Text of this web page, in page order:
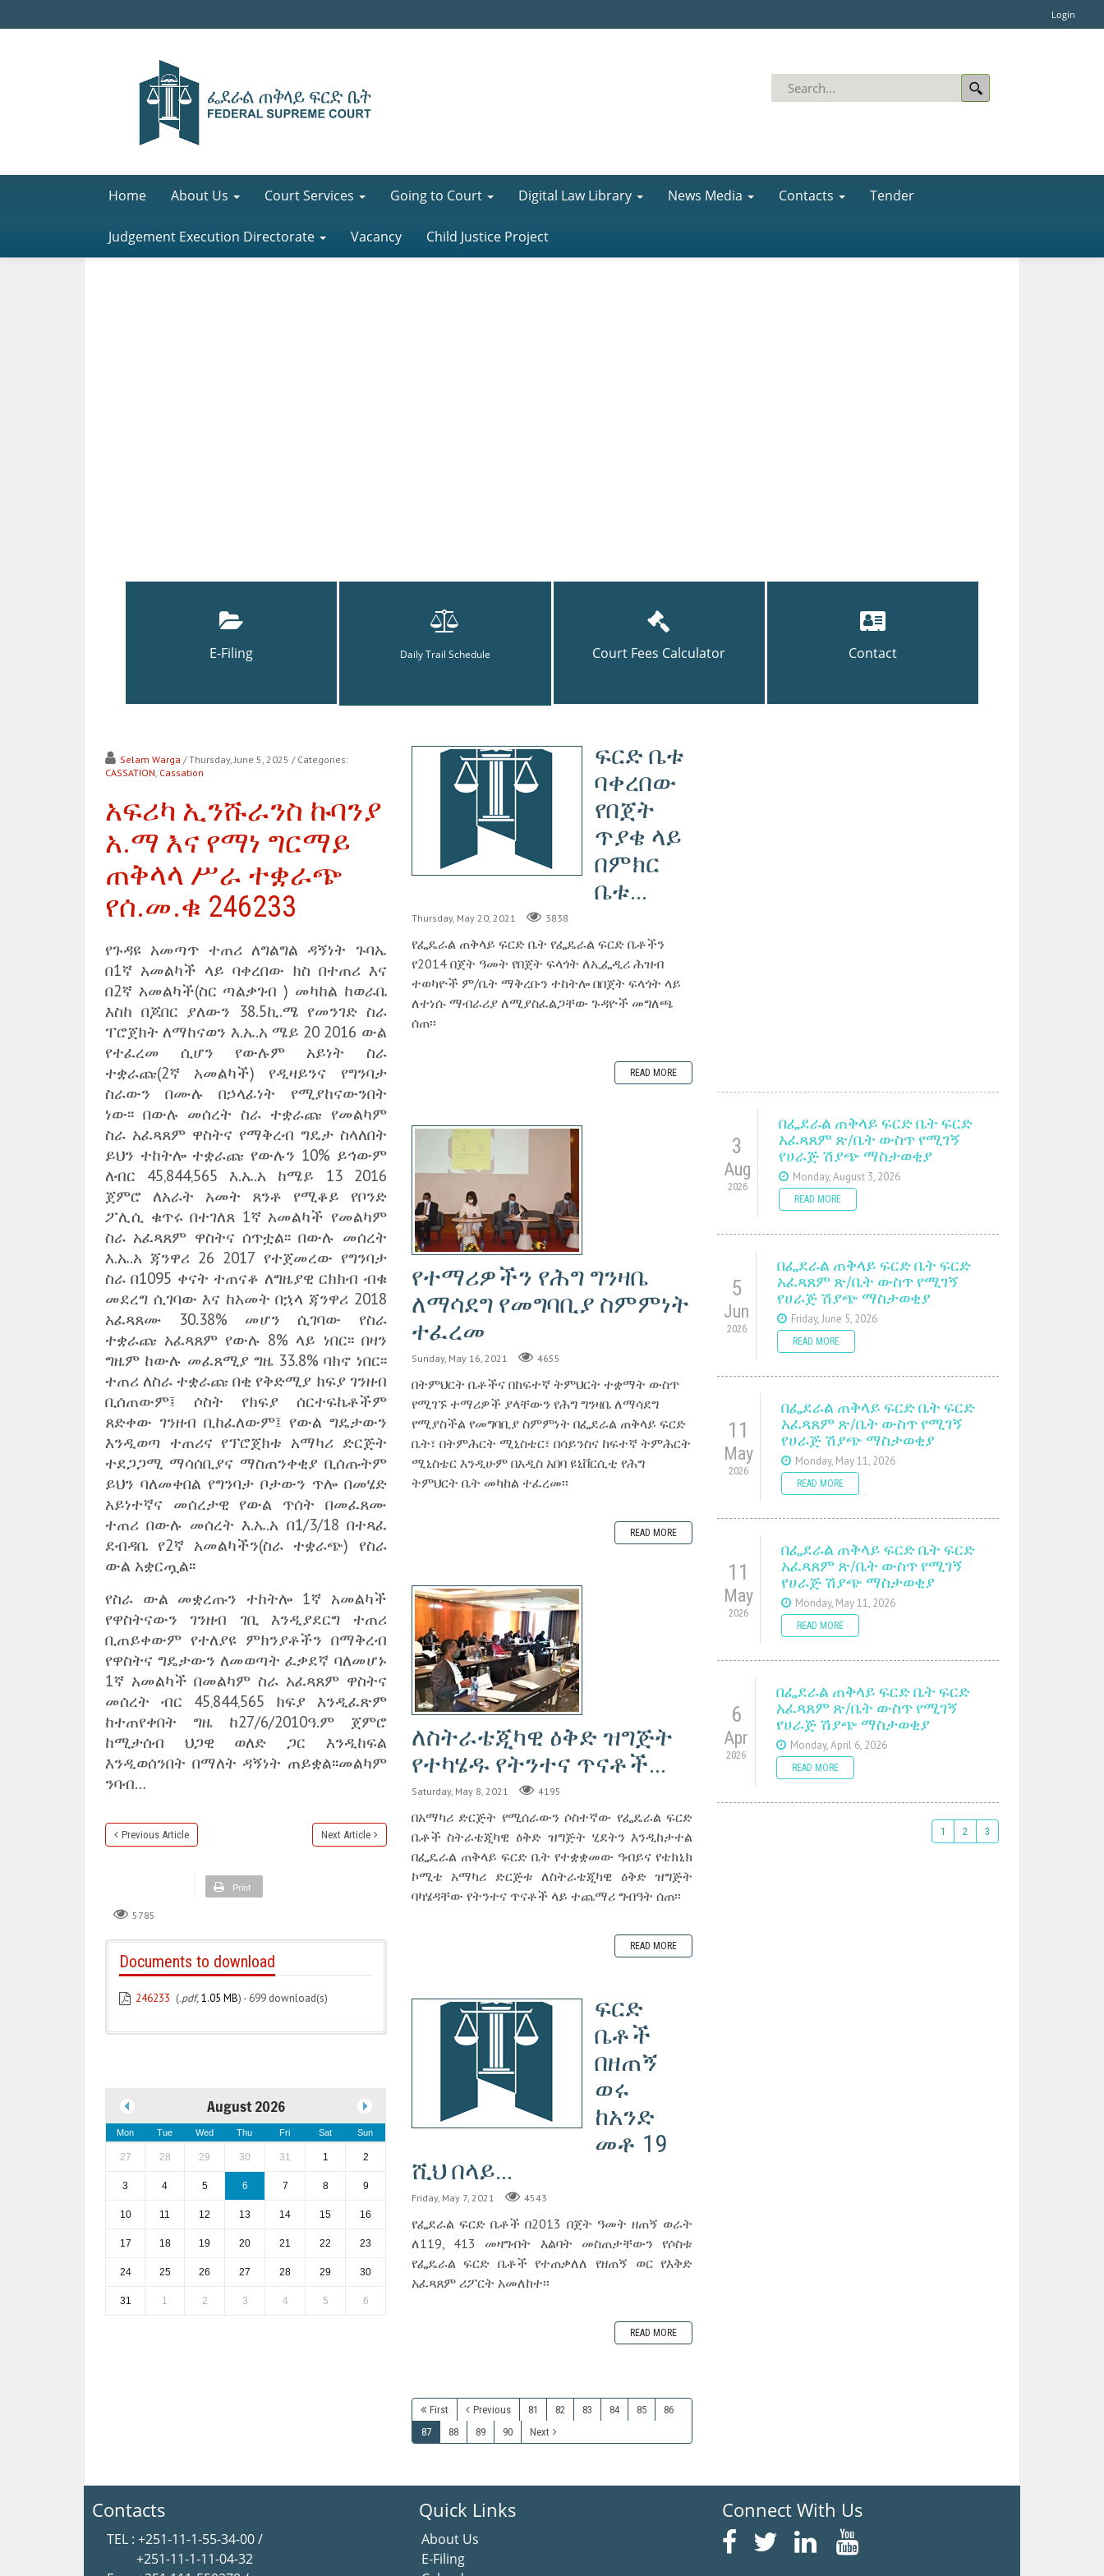
Login
Home About Us Court Services Going to Court Digital Law Library News Media Contacts Tender
Judgement Execution Directorate Vacancy Child Justice Project
E-Filing Daily Trail Schedule Court Fees Calculator Contact
Selam Warga / Thursday, June 5, 2025 / Categories:
CASSATION, Cassation
አፍሪካ ኢንሹራንስ ኩባንያ
አ.ማ እና የማነ ግርማይ
ጠቅላላ ሥራ ተቋራጭ
የሰ.መ.ቁ 246233
የጉዳዩ አመጣጥ ተጠሪ ለግልግል ዳኝነት ጉባኤ
በ1ኛ አመልካች ላይ ባቀረበው ክስ በተጠሪ እና
በ2ኛ አመልካች(ስር ጣልቃገብ ) መካከል ከወራቤ
እስከ በጆበር ያለውን 38.5ኪ.ሜ የመንገድ ስራ
ፐሮጀክት ለማከናወን እ.ኤ.አ ሜይ 20 2016 ውል
የተፈረመ ሲሆን የውሉም አይነት ስራ
ተቋራጩ(2ኛ አመልካች) የዲዛይንና የግንባታ
ስራውን በሙሉ በኃላፊነት የሚያከናውንበት
ነው፡፡ በውሉ መሰረት ስራ ተቋራጩ የመልካም
ስራ አፈጻጸም ዋስትና የማቅረብ ግዴታ ስላለበት
ይህን ተከትሎ ተቋራጩ የውሉን 10% ይኅውም
ለብር 45‚844‚565 እ.ኤ.አ ከሜይ 13 2016
ጀምሮ ለአራት አመት ጸንቶ የሚቆይ የቦንድ
ፖሊሲ ቁጥሩ በተገለጸ 1ኛ አመልካች የመልካም
ስራ አፈጻጸም ዋስትና ሰጥቷል፡፡ በውሉ መሰረት
እ.ኤ.አ ጃንዋሪ 26 2017 የተጀመረው የግንባታ
ስራ በ1095 ቀናት ተጠናቆ ለግዜያዊ ርክክብ ብቁ
መደረግ ሲገባው እና ከአመት በኋላ ጃንዋሪ 2018
አፈጻጸሙ 30.38% መሆን ሲገባው የስራ
ተቋራጩ አፈጻጸም የውሉ 8% ላይ ነበር፡፡ በዛን
ግዜም ከውሉ መፈጸሚያ ግዜ 33.8% ባክኖ ነበር፡፡
ተጠሪ ለስራ ተቋራጩ በቂ የቅድሚያ ክፍያ ገንዘብ
ቢሰጠውም፤ ሶስት የክፍያ ሰርተፍኬቶችም
ጸድቀው ገንዘብ ቢከፈለውም፤ የውል ግዴታውን
እንዲወጣ ተጠሪና የፕሮጀክቱ አማካሪ ድርጅት
ተደጋጋሚ ማሳሰቢያና ማስጠንቀቂያ ቢሰጡትም
ይህን ባለመቀበል የግንባታ ቦታውን ጥሎ በመሄድ
አይነተኛና መሰረታዊ የውል ጥሰት በመፈጸሙ
ተጠሪ በውሉ መሰረት እ.ኤ.አ በ1/3/18 በተጻፈ
ደብዳቤ የ2ኛ አመልካችን(ስራ ተቋራጭ) የስራ
ውል አቋርጧል፡፡
የስራ ውል መቋረጡን ተከትሎ 1ኛ አመልካች
የዋስትናውን ገንዘብ ገቢ እንዲያደርግ ተጠሪ
ቢጠይቀውም የተለያዩ ምክንያቶችን በማቅረብ
የዋስትና ግዴታውን ለመወጣት ፈቃደኛ ባለመሆኑ
1ኛ አመልካች በመልካም ስራ አፈጻጸም ዋስትና
መሰረት ብር 45‚844‚565 ክፍያ እንዲፈጽም
ከተጠየቀበት ግዜ ከ27/6/2010ዓ.ም ጀምሮ
ከሚታሰብ ህጋዊ ወለድ ጋር እንዲከፍል
እንዲወሰንበት በማለት ዳኝነት ጠይቋል፡፡መልካም
ንባብ…
Previous Article Next Article
Print
5785
Documents to download
246233 (.pdf,1.05 MB) - 699 download(s)
August 2026
Mon Tue Wed Thu Fri Sat Sun
27 28 29 30 31 1 2
3 4 5 6 7 8 9
10 11 12 13 14 15 16
17 18 19 20 21 22 23
24 25 26 27 28 29 30
31 1 2 3 4 5 6
ፍርድ ቤቱ
ባቀረበው
የበጀት
ጥያቄ ላይ
በምክር
ቤቱ...
Thursday, May 20, 2021 3838
የፌዴራል ጠቅላይ ፍርድ ቤት የፌዴራል ፍርድ ቤቶችን
የ2014 በጀት ዓመት የበጀት ፍላጎት ለኢፌዲሪ ሕዝብ
ተወካዮች ም/ቤት ማቅረቡን ተከትሎ በበጀት ፍላጎት ላይ
ለተነሱ ማብራሪያ ለሚያስፈልጋቸው ጉዳዮች መግለጫ
ሰጠ፡፡
READ MORE
የተማሪዎችን የሕግ ግንዛቤ
ለማሳደግ የመግባቢያ ስምምነት
ተፈረመ
Sunday, May 16, 2021 4655
በትምህርት ቤቶችና በከፍተኛ ትምህርት ተቋማት ውስጥ
የሚገኙ ተማሪዎች ያላቸውን የሕግ ግንዛቤ ለማሳደግ
የሚያስችል የመግባቢያ ስምምነት በፌደራል ጠቅላይ ፍርድ
ቤት፣ በትምሕርት ሚኒስቴር፣ በሳይንስና ከፍተኛ ትምሕርት
ሚኒስቴር እንዲሁም በአዲስ አበባ ዩኒቨርሲቲ የሕግ
ትምህርት ቤት መካከል ተፈረመ፡፡
READ MORE
ለስትራቴጂካዊ ዕቅድ ዝግጅት
የተካሄዱ የትንተና ጥናቶች...
Saturday, May 8, 2021 4195
በአማካሪ ድርጅት የሚሰራውን ሶስተኛው የፌዴራል ፍርድ
ቤቶች ስትራቴጂካዊ ዕቅድ ዝግጅት ሂደትን እንዲከታተል
በፌዴራል ጠቅላይ ፍርድ ቤት የተቋቋመው ዓብይና የቴክኒክ
ኮሚቴ አማካሪ ድርጅቱ ለስትራቴጂካዊ ዕቅድ ዝግጅት
ባካሄዳቸው የትንተና ጥናቶች ላይ ተጨማሪ ግብዓት ሰጠ፡፡
READ MORE
ፍርድ
ቤቶች
በዘጠኝ
ወሩ
ከአንድ
መቶ 19
ሺህ በላይ...
Friday, May 7, 2021 4543
የፌደራል ፍርድ ቤቶች በ2013 በጀት ዓመት ዘጠኝ ወራት
ለ119, 413 መዛግብት እልባት መስጠታቸውን የሶስቱ
የፌዴራል ፍርድ ቤቶች የተጠቃለለ የዘጠኝ ወር የእቅድ
አፈጻጸም ሪፖርት አመለከተ፡፡
READ MORE
First Previous 81 82 83 84 85
86
87
88 89 90 Next
3
Aug
2026
በፌደራል ጠቅላይ ፍርድ ቤት ፍርድ
አፈጻጸም ጽ/ቤት ውስጥ የሚገኝ
የሀራጅ ሽያጭ ማስታወቂያ
Monday, August 3, 2026
READ MORE
5
Jun
2026
በፌደራል ጠቅላይ ፍርድ ቤት ፍርድ
አፈጻጸም ጽ/ቤት ውስጥ የሚገኝ
የሀራጅ ሽያጭ ማስታወቂያ
Friday, June 5, 2026
READ MORE
11
May
2026
በፌደራል ጠቅላይ ፍርድ ቤት ፍርድ
አፈጻጸም ጽ/ቤት ውስጥ የሚገኝ
የሀራጅ ሽያጭ ማስታወቂያ
Monday, May 11, 2026
READ MORE
11
May
2026
በፌደራል ጠቅላይ ፍርድ ቤት ፍርድ
አፈጻጸም ጽ/ቤት ውስጥ የሚገኝ
የሀራጅ ሽያጭ ማስታወቂያ
Monday, May 11, 2026
READ MORE
6
Apr
2026
በፌደራል ጠቅላይ ፍርድ ቤት ፍርድ
አፈጻጸም ጽ/ቤት ውስጥ የሚገኝ
የሀራጅ ሽያጭ ማስታወቂያ
Monday, April 6, 2026
READ MORE
1 2 3
Contacts
TEL : +251-11-1-55-34-00 /
+251-11-1-11-04-32
Quick Links
About Us
E-Filing
Connect With Us